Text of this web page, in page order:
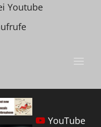
Youtube
YouTube